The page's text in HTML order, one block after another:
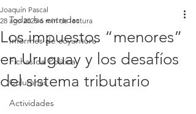
Todas las entradas
Informes de coyuntura
Fichas de Política
Columnas
Actividades
Los impuestos “menores”
en Uruguay y los desafíos
del sistema tributario
Joaquín Pascal
28 ago 2025 6 min de lectura